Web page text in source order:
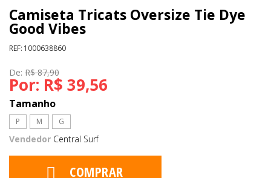
Camiseta Tricats Oversize Tie Dye
Good Vibes
REF: 1000638860
De: R$ 87,90
Por: R$ 39,56
Tamanho
P M G
Vendedor Central Surf
COMPRAR